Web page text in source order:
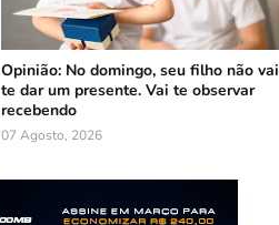
Opinião: No domingo, seu filho não vai
te dar um presente. Vai te observar
recebendo
07 Agosto, 2026